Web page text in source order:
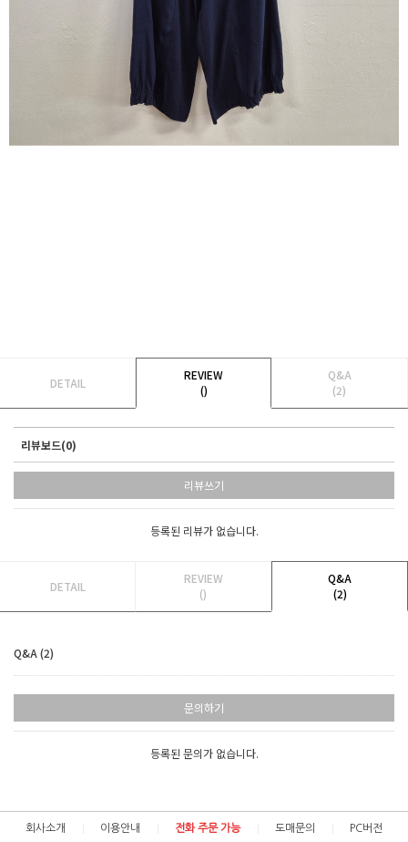
DETAIL
REVIEW
()
Q&A
(2)
리뷰보드(0)
리뷰쓰기
등록된 리뷰가 없습니다.
DETAIL
REVIEW
()
Q&A
(2)
Q&A (2)
문의하기
등록된 문의가 없습니다.
회사소개 이용안내 전화 주문 가능 도매문의 PC버전